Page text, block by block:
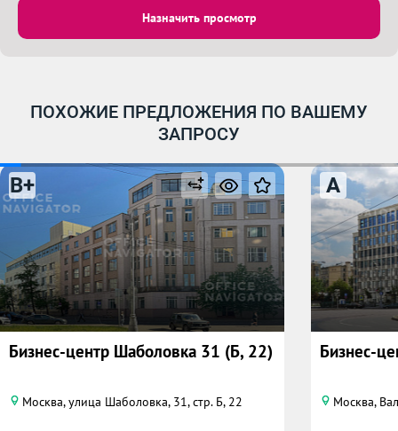
Назначить просмотр
ПОХОЖИЕ ПРЕДЛОЖЕНИЯ ПО ВАШЕМУ
ЗАПРОСУ
B+
Бизнес-центр Шаболовка 31 (Б, 22)
Москва, улица Шаболовка, 31, стр. Б, 22
A
Бизнес-
Москва,